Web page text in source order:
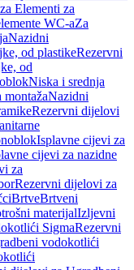
Elementi za
WC-aZa
Nazidni
od plastikeRezervni
od
Niska i srednja
Nazidni
Rezervni dijelovi
Isplavne cijevi za
cijevi za nazidne
za
Rezervni dijelovi za
BrtveBrtveni
materijalIzljevni
SigmaRezervni
vodokotlići